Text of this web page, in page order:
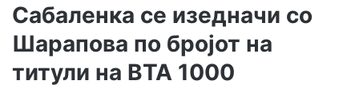
Сабаленка се изедначи со
Шарапова по бројот на
титули на ВТА 1000